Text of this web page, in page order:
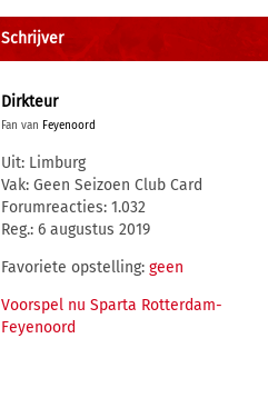
Schrijver
Dirkteur
Fan van Feyenoord
Uit: Limburg
Vak: Geen Seizoen Club Card
Forumreacties: 1.032
Reg.: 6 augustus 2019
Favoriete opstelling: geen
Voorspel nu Sparta Rotterdam-
Feyenoord